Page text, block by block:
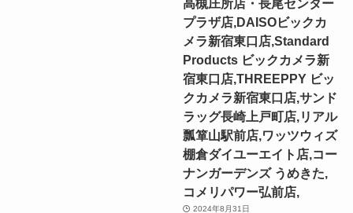
高槻庄所店・長尾センター
プラザ店,DAISOビックカ
メラ新宿東口店,Standard
Products ビックカメラ新
宿東口店,THREEPPY ビッ
クカメラ新宿東口店,サンド
ラッグ長崎上戸町店,リアル
瓢箪山駅前店,ワッツウィズ
棚倉ダイユーエイト店,コー
ナンガーデンズ うめきた,
コメリパワー弘前店,
2024年8月31日